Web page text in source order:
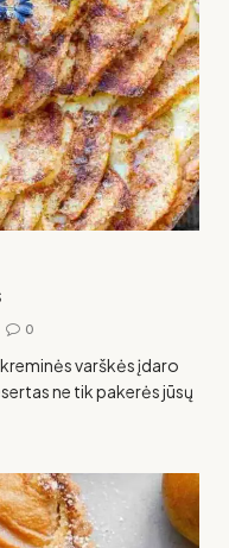
0
varškės įdaro
ne tik pakerės jūsų